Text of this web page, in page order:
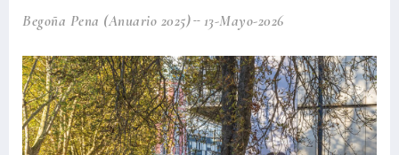
Begoña Pena (Anuario 2025) 13-Mayo-2026